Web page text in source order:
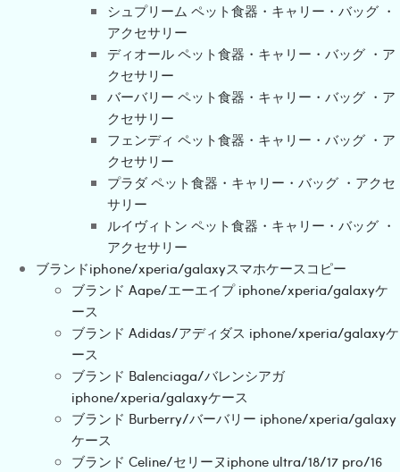
シュプリーム ペット食器・キャリー・バッグ ・
アクセサリー
ディオール ペット食器・キャリー・バッグ ・ア
クセサリー
バーバリー ペット食器・キャリー・バッグ ・ア
クセサリー
フェンディ ペット食器・キャリー・バッグ ・ア
クセサリー
プラダ ペット食器・キャリー・バッグ ・アクセ
サリー
ルイヴィトン ペット食器・キャリー・バッグ ・
アクセサリー
ブランドiphone/xperia/galaxyスマホケースコピー
ブランド Aape/エーエイプ iphone/xperia/galaxyケ
ース
ブランド Adidas/アディダス iphone/xperia/galaxyケ
ース
ブランド Balenciaga/バレンシアガ
iphone/xperia/galaxyケース
ブランド Burberry/バーバリー iphone/xperia/galaxy
ケース
ブランド Celine/セリーヌiphone ultra/18/17 pro/16